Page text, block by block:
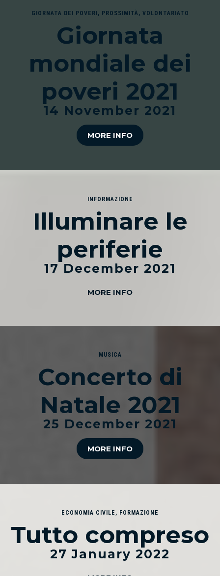
GIORNATA DEI POVERI , PROSSIMITÀ, VOLONTARIATO
Giornata
mondiale dei
poveri 2021
14 November 2021
MORE INFO
INFORMAZIONE
Illuminare le
periferie
17 December 2021
MORE INFO
MUSICA
Concerto di
Natale 2021
25 December 2021
MORE INFO
ECONOMIA CIVILE , FORMAZIONE
Tutto compreso
27 January 2022